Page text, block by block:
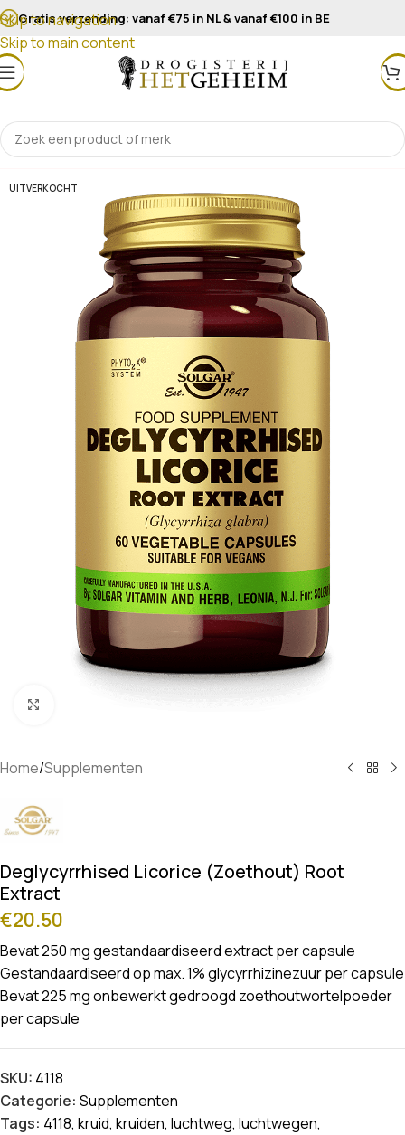
Skip to navigation
Skip to main content
Gratis verzending: vanaf €75 in NL & vanaf €100 in BE
UITVERKOCHT
Home/Supplementen
Deglycyrrhised Licorice (Zoethout) Root
Extract
€20.50
Bevat 250 mg gestandaardiseerd extract per capsule
Gestandaardiseerd op max. 1% glycyrrhizinezuur per capsule
Bevat 225 mg onbewerkt gedroogd zoethoutwortelpoeder
per capsule
SKU: 4118
Categorie: Supplementen
Tags: 4118, kruid, kruiden, luchtweg, luchtwegen,